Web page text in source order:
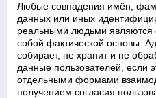
Любые совпадения имён,
данных или иных
реальными людьми
собой фактической основы.
собирает, не хранит и не
данные пользователей, если
отдельными формами
получением согласия